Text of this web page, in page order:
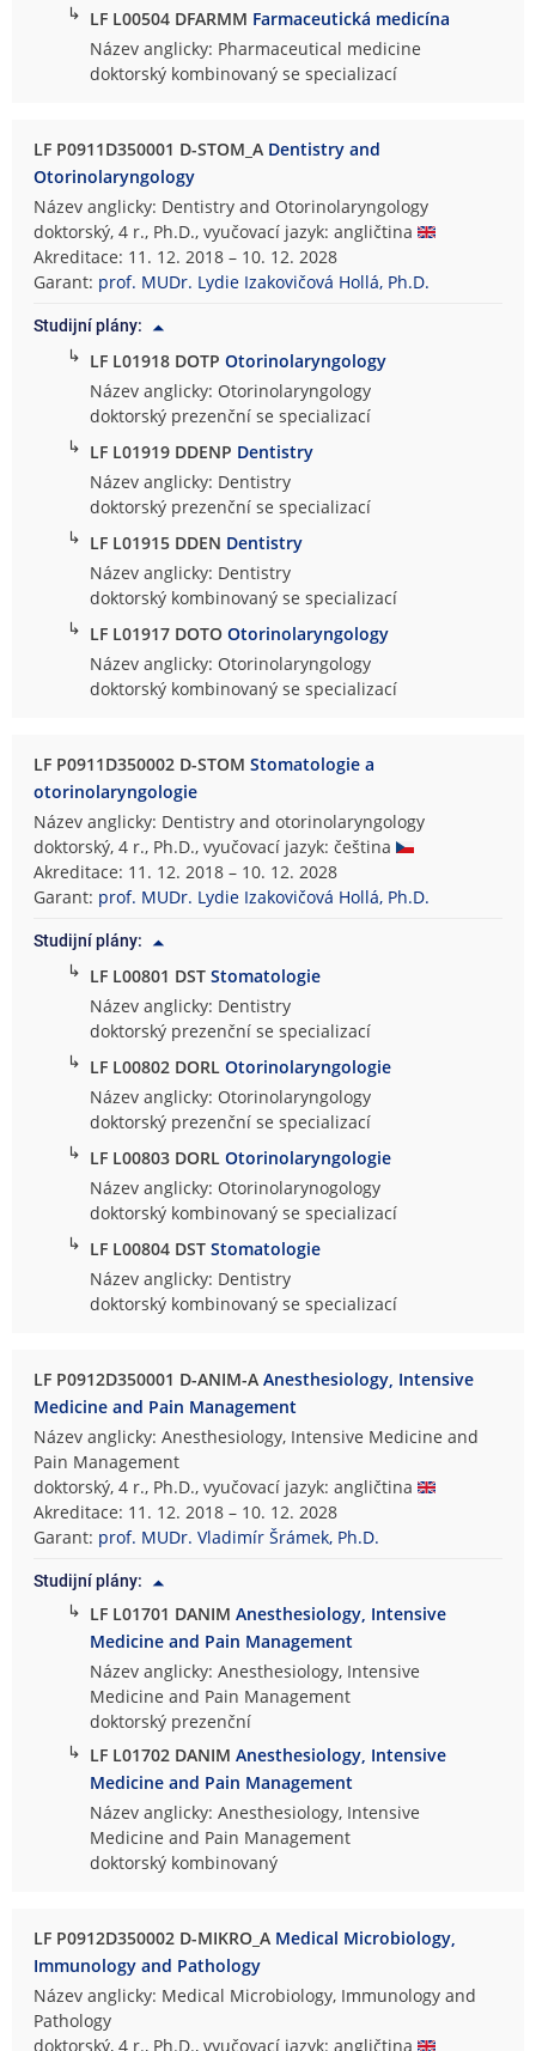
↳ LF L00504 DFARMM Farmaceutická medicína
Název anglicky: Pharmaceutical medicine
doktorský kombinovaný se specializací
LF P0911D350001 D-STOM_A Dentistry and
Otorinolaryngology
Název anglicky: Dentistry and Otorinolaryngology
doktorský, 4 r., Ph.D., vyučovací jazyk: angličtina
Akreditace: 11. 12. 2018 – 10. 12. 2028
Garant: prof. MUDr. Lydie Izakovičová Hollá, Ph.D.
Studijní plány:
↳ LF L01918 DOTPOtorinolaryngology
Název anglicky: Otorinolaryngology
doktorský prezenční se specializací
↳ LF L01919 DDENP Dentistry
Název anglicky: Dentistry
doktorský prezenční se specializací
↳ LF L01915 DDEN Dentistry
Název anglicky: Dentistry
doktorský kombinovaný se specializací
↳ LF L01917 DOTOOtorinolaryngology
Název anglicky: Otorinolaryngology
doktorský kombinovaný se specializací
LF P0911D350002 D-STOMStomatologie a
otorinolaryngologie
Název anglicky: Dentistry and otorinolaryngology
doktorský, 4 r., Ph.D., vyučovací jazyk: čeština
Akreditace: 11. 12. 2018 – 10. 12. 2028
Garant: prof. MUDr. Lydie Izakovičová Hollá, Ph.D.
Studijní plány:
↳ LF L00801 DSTStomatologie
Název anglicky: Dentistry
doktorský prezenční se specializací
↳ LF L00802 DORLOtorinolaryngologie
Název anglicky: Otorinolaryngology
doktorský prezenční se specializací
↳ LF L00803 DORLOtorinolaryngologie
Název anglicky: Otorinolarynogology
doktorský kombinovaný se specializací
↳ LF L00804 DSTStomatologie
Název anglicky: Dentistry
doktorský kombinovaný se specializací
LF P0912D350001 D-ANIM-AAnesthesiology, Intensive
Medicine and Pain Management
Název anglicky: Anesthesiology, Intensive Medicine and
Pain Management
doktorský, 4 r., Ph.D., vyučovací jazyk: angličtina
Akreditace: 11. 12. 2018 – 10. 12. 2028
Garant: prof. MUDr. Vladimír Šrámek, Ph.D.
Studijní plány:
↳ LF L01701 DANIMAnesthesiology, Intensive
Medicine and Pain Management
Název anglicky: Anesthesiology, Intensive
Medicine and Pain Management
doktorský prezenční
↳ LF L01702 DANIMAnesthesiology, Intensive
Medicine and Pain Management
Název anglicky: Anesthesiology, Intensive
Medicine and Pain Management
doktorský kombinovaný
LF P0912D350002 D-MIKRO_A Medical Microbiology,
Immunology and Pathology
Název anglicky: Medical Microbiology, Immunology and
Pathology
doktorský, 4 r., Ph.D., vyučovací jazyk: angličtina